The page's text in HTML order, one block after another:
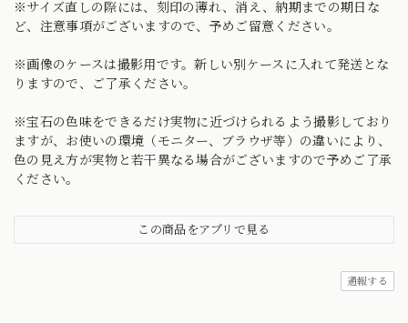
※サイズ直しの際には、刻印の薄れ、消え、納期までの期日な
ど、注意事項がございますので、予めご留意ください。
※画像のケースは撮影用です。新しい別ケースに入れて発送とな
りますので、ご了承ください。
※宝石の色味をできるだけ実物に近づけられるよう撮影しており
ますが、お使いの環境（モニター、ブラウザ等）の違いにより、
色の見え方が実物と若干異なる場合がございますので予めご了承
ください。
この商品をアプリで見る
通報する